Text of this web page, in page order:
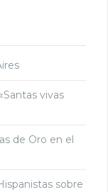
vivas
de Oro en el
sobre